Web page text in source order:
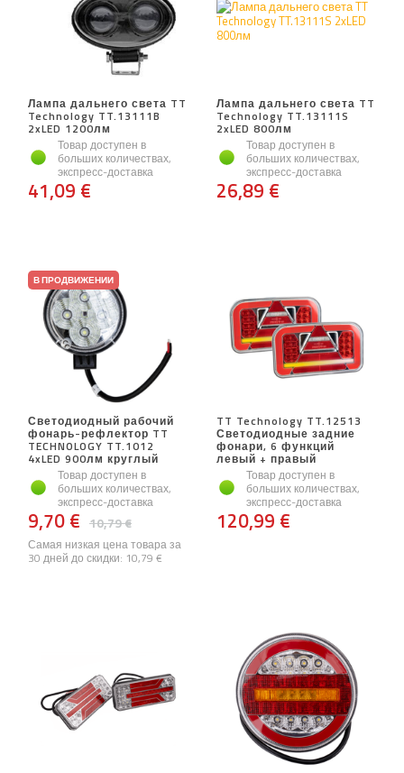
Лампа дальнего света TT
Technology TT.13111B
2xLED 1200лм
Товар доступен в
больших количествах,
экспресс-доставка
41,09 €
Лампа дальнего света TT
Technology TT.13111S
2xLED 800лм
Товар доступен в
больших количествах,
экспресс-доставка
26,89 €
В ПРОДВИЖЕНИИ
Светодиодный рабочий
фонарь-рефлектор TT
TECHNOLOGY TT.1012
4xLED 900лм круглый
Товар доступен в
больших количествах,
экспресс-доставка
10,79 €
9,70 €
Самая низкая цена товара за
30 дней до скидки: 10,79 €
TT Technology TT.12513
Светодиодные задние
фонари, 6 функций
левый + правый
Товар доступен в
больших количествах,
экспресс-доставка
120,99 €